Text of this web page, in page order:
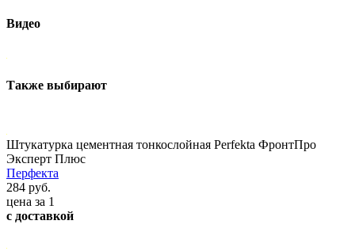
Видео
Также выбирают
Штукатурка цементная тонкослойная Perfekta ФронтПро
Эксперт Плюс
Перфекта
284 руб.
цена за 1
с доставкой